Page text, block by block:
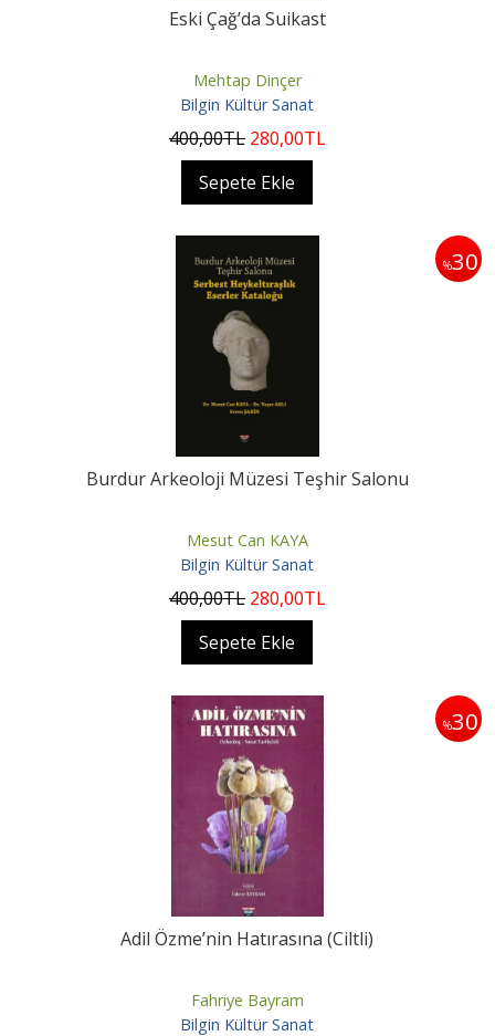
Eski Çağ’da Suikast
Mehtap Dinçer
Bilgin Kültür Sanat
400,00TL 280,00TL
Sepete Ekle
%30
Burdur Arkeoloji Müzesi Teşhir Salonu
Mesut Can KAYA
Bilgin Kültür Sanat
400,00TL 280,00TL
Sepete Ekle
%30
Adil Özme’nin Hatırasına (Ciltli)
Fahriye Bayram
Bilgin Kültür Sanat